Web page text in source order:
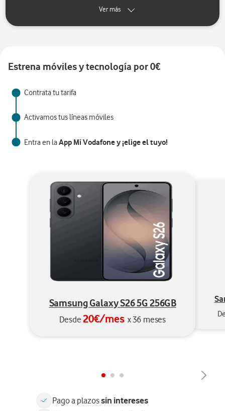
Ver más
Estrena móviles y tecnología por 0€
Contrata tu tarifa
Activamos tus líneas móviles
Entra en laApp Mi Vodafone y ¡elige el tuyo!
Samsung Galaxy S26 5G 256GB
Desde 20€/mes x 36 meses
Pago a plazossin intereses